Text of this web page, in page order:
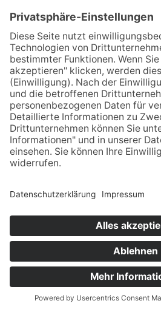
NATURDENKMAL
Unter der Bezeichnung
alte, freistehende
cordata) als
Schutzkategorie umfasst
entstandene
einzelne Bäume,
Hecken. Über 800 dieser
wertvollen
für die meist privaten
Möglichkeit verbunden,
Unterstützung für
bekommen. Linden
hoch, können 1.000 Jahre
bilden dabei hohe und
Kronen aus. Die Blätter